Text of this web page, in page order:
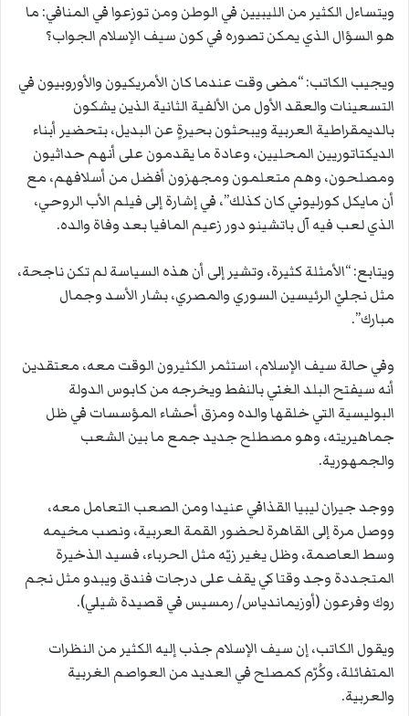
ويتساءل الكثير من الليبيين في الوطن ومن توزعوا في المنافي: ما
هو السؤال الذي يمكن تصوره في كون سيف الإسلام الجواب؟
ويجيب الكاتب: “مضى وقت عندما كان الأمريكيون والأوروبيون في
التسعينات والعقد الأول من الألفية الثانية الذين يشكون
بالديمقراطية العربية ويبحثون بحيرةٍ عن البديل، بتحضير أبناء
الديكتاتوريين المحليين، وعادة ما يقدمون على أنهم حداثيون
ومصلحون، وهم متعلمون ومجهزون أفضل من أسلافهم، مع
أن مايكل كورليوني كان كذلك”، في إشارة إلى فيلم الأب الروحي،
الذي لعب فيه آل باتشينو دور زعيم المافيا بعد وفاة والده.
ويتابع: “الأمثلة كثيرة، وتشير إلى أن هذه السياسة لم تكن ناجحة،
مثل نجليْ الرئيسين السوري والمصري، بشار الأسد وجمال
مبارك”.
وفي حالة سيف الإسلام، استثمر الكثيرون الوقت معه، معتقدين
أنه سيفتح البلد الغني بالنفط ويخرجه من كابوس الدولة
البوليسية التي خلقها والده ومزق أحشاء المؤسسات في ظل
جماهيريته، وهو مصطلح جديد جمع ما بين الشعب
والجمهورية.
ووجد جيران ليبيا القذافي عنيدا ومن الصعب التعامل معه،
ووصل مرة إلى القاهرة لحضور القمة العربية، ونصب مخيمه
وسط العاصمة، وظل يغير زيّه مثل الحرباء، فسيد الذخيرة
المتجددة وجد وقتا كي يقف على درجات فندق ويبدو مثل نجم
روك وفرعون (أوزيماندياس/ رمسيس في قصيدة شيلي).
ويقول الكاتب، إن سيف الإسلام جذب إليه الكثير من النظرات
المتفائلة، وكُرّم كمصلح في العديد من العواصم الغربية
والعربية.